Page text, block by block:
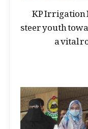
KP Irrigation
steer youth
a vital